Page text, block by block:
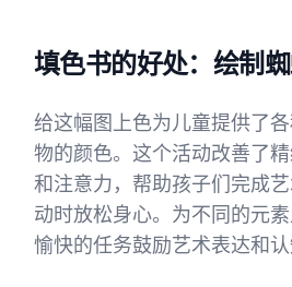
填色书的好处：绘制
给这幅图上色为儿童提供了
物的颜色。这个活动改善了
和注意力，帮助孩子们完成
动时放松身心。为不同的元
愉快的任务鼓励艺术表达和认